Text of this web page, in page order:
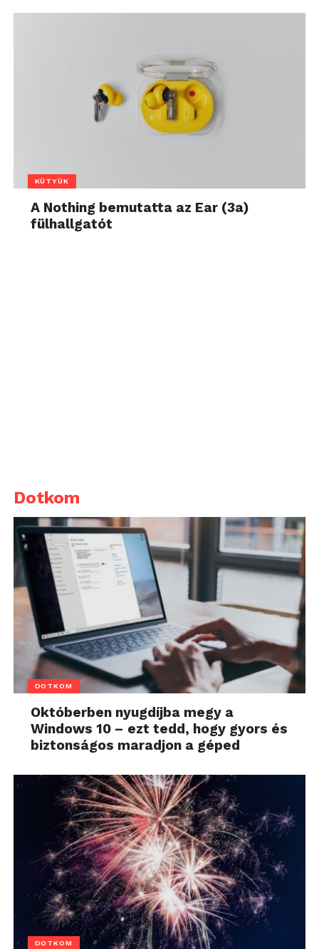
KÜTYÜK
A Nothing bemutatta az Ear (3a)
fülhallgatót
Dotkom
DOTKOM
Októberben nyugdíjba megy a
Windows 10 – ezt tedd, hogy gyors és
biztonságos maradjon a géped
DOTKOM